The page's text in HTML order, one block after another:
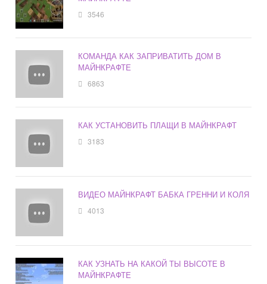
3546
КОМАНДА КАК ЗАПРИВАТИТЬ ДОМ В
МАЙНКРАФТЕ
6863
КАК УСТАНОВИТЬ ПЛАЩИ В МАЙНКРАФТ
3183
ВИДЕО МАЙНКРАФТ БАБКА ГРЕННИ И КОЛЯ
4013
КАК УЗНАТЬ НА КАКОЙ ТЫ ВЫСОТЕ В
МАЙНКРАФТЕ